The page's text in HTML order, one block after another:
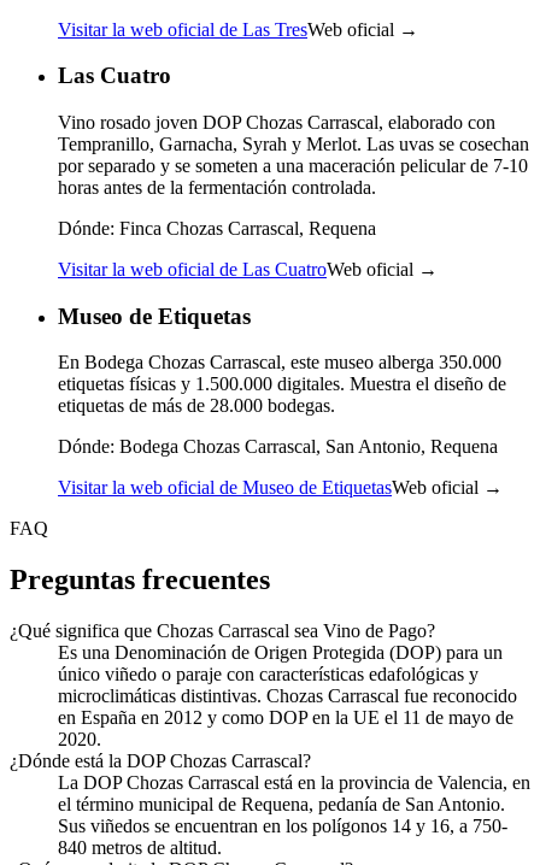
Visitar la web oficial de Las TresWeb oficial →
Las Cuatro
Vino rosado joven DOP Chozas Carrascal, elaborado con
Tempranillo, Garnacha, Syrah y Merlot. Las uvas se cosechan
por separado y se someten a una maceración pelicular de 7-10
horas antes de la fermentación controlada.
Dónde: Finca Chozas Carrascal, Requena
Visitar la web oficial de Las CuatroWeb oficial →
Museo de Etiquetas
En Bodega Chozas Carrascal, este museo alberga 350.000
etiquetas físicas y 1.500.000 digitales. Muestra el diseño de
etiquetas de más de 28.000 bodegas.
Dónde: Bodega Chozas Carrascal, San Antonio, Requena
Visitar la web oficial de Museo de EtiquetasWeb oficial →
FAQ
Preguntas frecuentes
¿Qué significa que Chozas Carrascal sea Vino de Pago?
Es una Denominación de Origen Protegida (DOP) para un
único viñedo o paraje con características edafológicas y
microclimáticas distintivas. Chozas Carrascal fue reconocido
en España en 2012 y como DOP en la UE el 11 de mayo de
2020.
¿Dónde está la DOP Chozas Carrascal?
La DOP Chozas Carrascal está en la provincia de Valencia, en
el término municipal de Requena, pedanía de San Antonio.
Sus viñedos se encuentran en los polígonos 14 y 16, a 750-
840 metros de altitud.